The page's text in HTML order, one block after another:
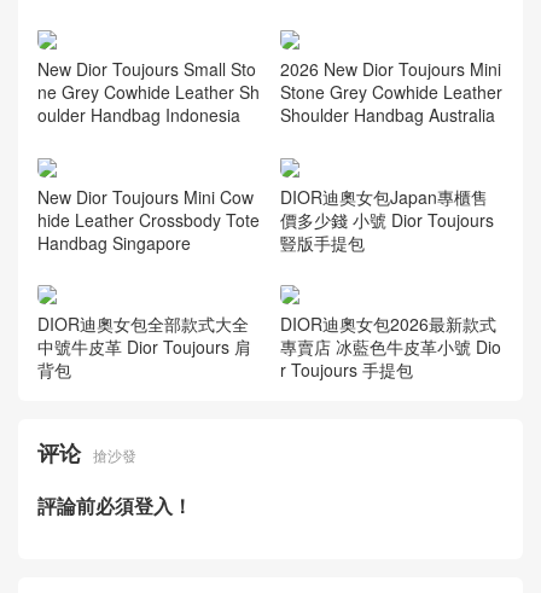
New Dior Toujours Small Sto
ne Grey Cowhide Leather Sh
oulder Handbag Indonesia
2026 New Dior Toujours Mini
Stone Grey Cowhide Leather
Shoulder Handbag Australia
New Dior Toujours Mini Cow
hide Leather Crossbody Tote
Handbag Singapore
DIOR迪奧女包Japan專櫃售
價多少錢 小號 Dior Toujours
豎版手提包
DIOR迪奧女包全部款式大全
中號牛皮革 Dior Toujours 肩
背包
DIOR迪奧女包2026最新款式
專賣店 冰藍色牛皮革小號 Dio
r Toujours 手提包
评论 搶沙發
評論前必須登入！